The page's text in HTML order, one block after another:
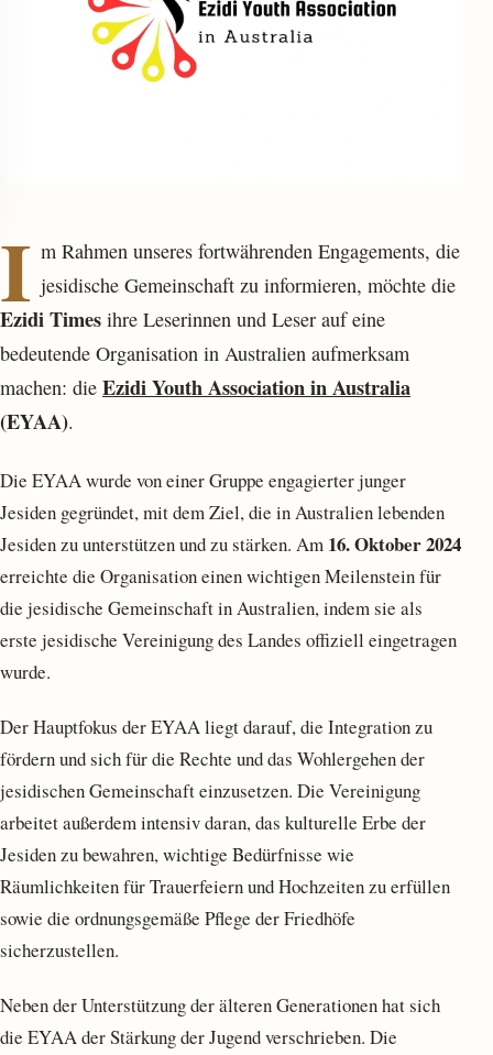
I m Rahmen unseres fortwährenden Engagements, die
jesidische Gemeinschaft zu informieren, möchte die
Ezidi Times ihre Leserinnen und Leser auf eine
bedeutende Organisation in Australien aufmerksam
machen: die Ezidi Youth Association in Australia
(EYAA).
Die EYAA wurde von einer Gruppe engagierter junger
Jesiden gegründet, mit dem Ziel, die in Australien lebenden
Jesiden zu unterstützen und zu stärken. Am 16. Oktober 2024
erreichte die Organisation einen wichtigen Meilenstein für
die jesidische Gemeinschaft in Australien, indem sie als
erste jesidische Vereinigung des Landes offiziell eingetragen
wurde.
Der Hauptfokus der EYAA liegt darauf, die Integration zu
fördern und sich für die Rechte und das Wohlergehen der
jesidischen Gemeinschaft einzusetzen. Die Vereinigung
arbeitet außerdem intensiv daran, das kulturelle Erbe der
Jesiden zu bewahren, wichtige Bedürfnisse wie
Räumlichkeiten für Trauerfeiern und Hochzeiten zu erfüllen
sowie die ordnungsgemäße Pflege der Friedhöfe
sicherzustellen.
Neben der Unterstützung der älteren Generationen hat sich
die EYAA der Stärkung der Jugend verschrieben. Die